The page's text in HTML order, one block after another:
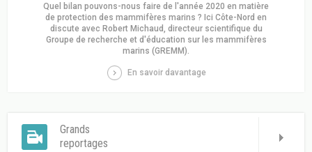
Quel bilan pouvons-nous faire de l'année 2020 en matière
de protection des mammifères marins ? Ici Côte-Nord en
discute avec Robert Michaud, directeur scientifique du
Groupe de recherche et d'éducation sur les mammifères
marins (GREMM).
En savoir davantage
Grands
reportages